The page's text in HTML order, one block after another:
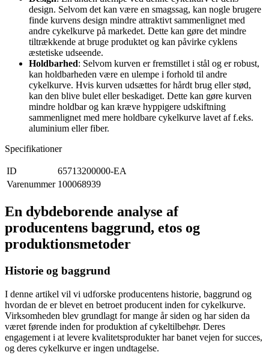
design. Selvom det kan være en smagssag, kan nogle brugere
finde kurvens design mindre attraktivt sammenlignet med
andre cykelkurve på markedet. Dette kan gøre det mindre
tiltrækkende at bruge produktet og kan påvirke cyklens
æstetiske udseende.
Holdbarhed: Selvom kurven er fremstillet i stål og er robust,
kan holdbarheden være en ulempe i forhold til andre
cykelkurve. Hvis kurven udsættes for hårdt brug eller stød,
kan den blive bulet eller beskadiget. Dette kan gøre kurven
mindre holdbar og kan kræve hyppigere udskiftning
sammenlignet med mere holdbare cykelkurve lavet af f.eks.
aluminium eller fiber.
Specifikationer
ID
65713200000-EA
Varenummer 100068939
En dybdeborende analyse af
producentens baggrund, etos og
produktionsmetoder
Historie og baggrund
I denne artikel vil vi udforske producentens historie, baggrund og
hvordan de er blevet en betroet producent inden for cykelkurve.
Virksomheden blev grundlagt for mange år siden og har siden da
været førende inden for produktion af cykeltilbehør. Deres
engagement i at levere kvalitetsprodukter har banet vejen for succes,
og deres cykelkurve er ingen undtagelse.